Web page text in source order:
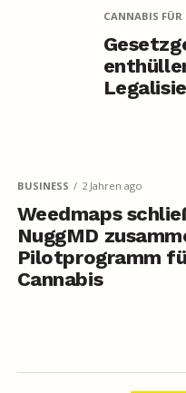
CANNABIS FÜR
BUSINESS 2 Jahren ago
Weedmaps
NuggMD
Pilotprogramm
Cannabis